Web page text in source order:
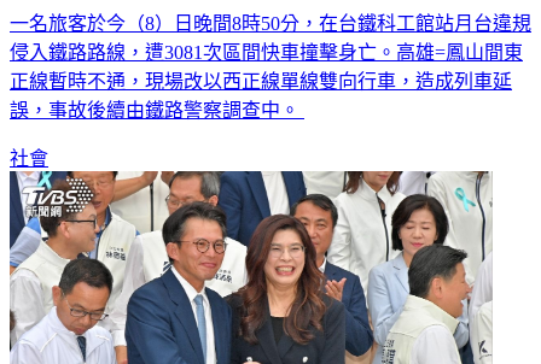
一名旅客於今（8）日晚間8時50分，在台鐵科工館站月台違規
侵入鐵路路線，遭3081次區間快車撞擊身亡。高雄=鳳山間東
正線暫時不通，現場改以西正線單線雙向行車，造成列車延
誤，事故後續由鐵路警察調查中。
社會